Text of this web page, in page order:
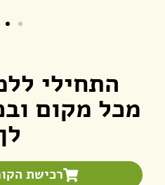
התחילי
מכל מקום
רכישת